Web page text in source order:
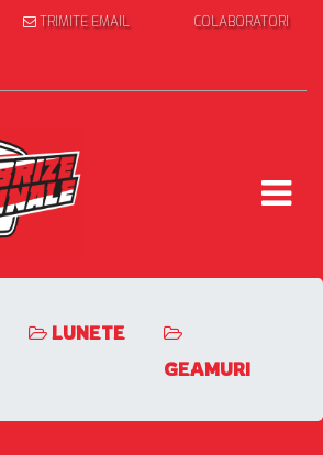
TRIMITE EMAIL COLABORATORI
LUNETE
GEAMURI